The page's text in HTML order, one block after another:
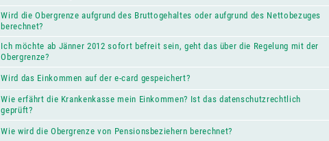
Wird die Obergrenze aufgrund des Bruttogehaltes oder aufgrund des Nettobezuges
berechnet?
Ich möchte ab Jänner 2012 sofort befreit sein, geht das über die Regelung mit der
Obergrenze?
Wird das Einkommen auf der e-card gespeichert?
Wie erfährt die Krankenkasse mein Einkommen? Ist das datenschutzrechtlich
geprüft?
Wie wird die Obergrenze von Pensionsbeziehern berechnet?